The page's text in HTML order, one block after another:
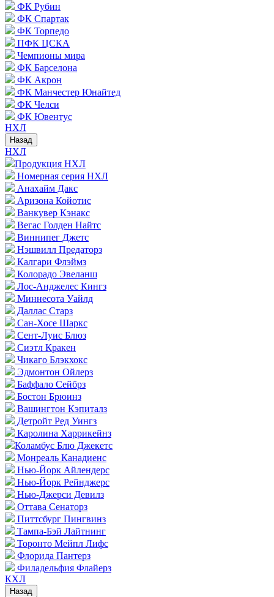
ФК Рубин
ФК Спартак
ФК Торпедо
ПФК ЦСКА
Чемпионы мира
ФК Барселона
ФК Акрон
ФК Манчестер Юнайтед
ФК Челси
ФК Ювентус
НХЛ
Назад
НХЛ
Продукция НХЛ
Номерная серия НХЛ
Анахайм Дакс
Аризона Койотис
Ванкувер Кэнакс
Вегас Голден Найтс
Виннипег Джетс
Нэшвилл Предаторз
Калгари Флэймз
Колорадо Эвеланш
Лос-Анджелес Кингз
Миннесота Уайлд
Даллас Старз
Сан-Хосе Шаркс
Сент-Луис Блюз
Сиэтл Кракен
Чикаго Блэкхокс
Эдмонтон Ойлерз
Баффало Сейбрз
Бостон Брюинз
Вашингтон Кэпиталз
Детройт Ред Уингз
Каролина Харрикейнз
Коламбус Блю Джекетс
Монреаль Канадиенс
Нью-Йорк Айлендерс
Нью-Йорк Рейнджерс
Нью-Джерси Девилз
Оттава Сенаторз
Питтсбург Пингвинз
Тампа-Бэй Лайтнинг
Торонто Мейпл Лифс
Флорида Пантерз
Филадельфия Флайерз
КХЛ
Назад